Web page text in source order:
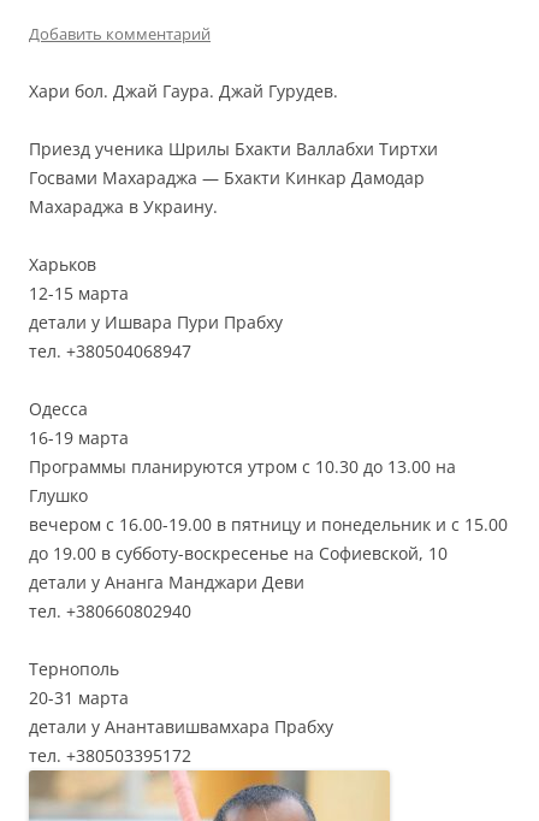
Добавить комментарий
Хари бол. Джай Гаура. Джай Гурудев.
Приезд ученика Шрилы Бхакти Валлабхи Тиртхи
Госвами Махараджа — Бхакти Кинкар Дамодар
Махараджа в Украину.
Харьков
12-15 марта
детали у Ишвара Пури Прабху
тел. +380504068947
Одесса
16-19 марта
Программы планируются утром с 10.30 до 13.00 на
Глушко
вечером с 16.00-19.00 в пятницу и понедельник и с 15.00
до 19.00 в субботу-воскресенье на Софиевской, 10
детали у Ананга Манджари Деви
тел. +380660802940
Тернополь
20-31 марта
детали у Анантавишвамхара Прабху
тел. +380503395172